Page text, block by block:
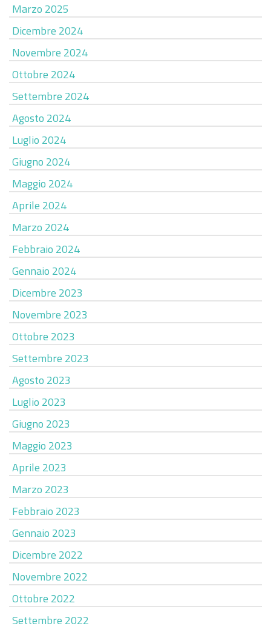
Marzo 2025
Dicembre 2024
Novembre 2024
Ottobre 2024
Settembre 2024
Agosto 2024
Luglio 2024
Giugno 2024
Maggio 2024
Aprile 2024
Marzo 2024
Febbraio 2024
Gennaio 2024
Dicembre 2023
Novembre 2023
Ottobre 2023
Settembre 2023
Agosto 2023
Luglio 2023
Giugno 2023
Maggio 2023
Aprile 2023
Marzo 2023
Febbraio 2023
Gennaio 2023
Dicembre 2022
Novembre 2022
Ottobre 2022
Settembre 2022